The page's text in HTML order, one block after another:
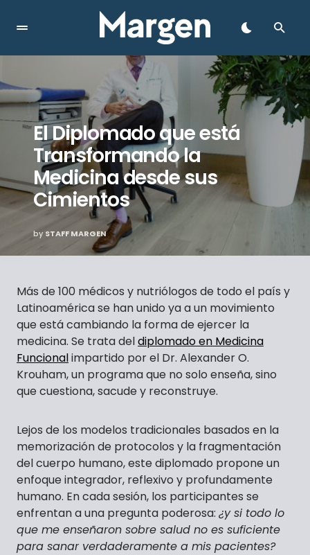
El Diplomado que está
Transformando la
Medicina desde sus
Cimientos
by STAFF MARGEN
Más de 100 médicos y nutriólogos de todo el país y
Latinoamérica se han unido ya a un movimiento
que está cambiando la forma de ejercer la
medicina. Se trata deldiplomado en Medicina
Funcionalimpartido por el Dr. Alexander O.
Krouham, un programa que no solo enseña, sino
que cuestiona, sacude y reconstruye.
Lejos de los modelos tradicionales basados en la
memorización de protocolos y la fragmentación
del cuerpo humano, este diplomado propone un
enfoque integrador, reflexivo y profundamente
humano. En cada sesión, los participantes se
enfrentan a una pregunta poderosa: ¿y si todo lo
que me enseñaron sobre salud no es suficiente
para sanar verdaderamente a mis pacientes?